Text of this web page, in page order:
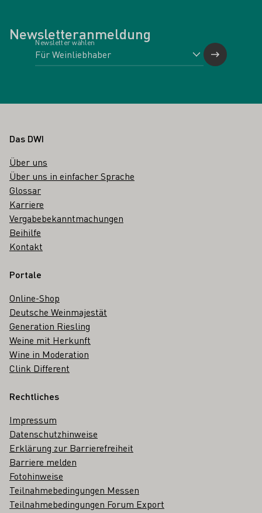
Newsletteranmeldung
Newsletter wählen
Fußbereich
Das DWI
Über uns
Über uns in einfacher Sprache
Glossar
Karriere
Vergabebekanntmachungen
Beihilfe
Kontakt
Portale
Online-Shop
Deutsche Weinmajestät
Generation Riesling
Weine mit Herkunft
Wine in Moderation
Clink Different
Rechtliches
Impressum
Datenschutzhinweise
Erklärung zur Barrierefreiheit
Barriere melden
Fotohinweise
Teilnahmebedingungen Messen
Teilnahmebedingungen Forum Export